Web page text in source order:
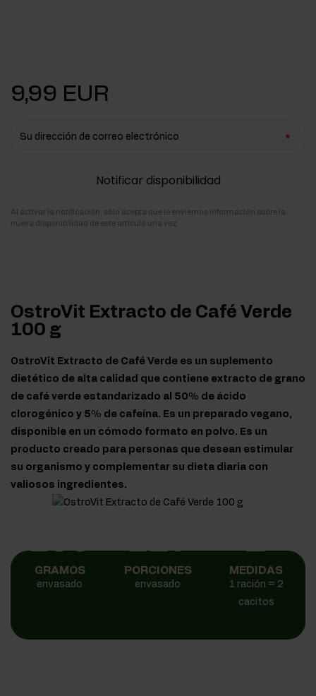
9,99 EUR
Su dirección de correo electrónico
Notificar disponibilidad
Al activar la notificación, sólo acepta que le enviemos información sobre la
nueva disponibilidad de este artículo una vez.
OstroVit Extracto de Café Verde
100 g
OstroVit Extracto de Café Verde es un suplemento
dietético de alta calidad que contiene extracto de grano
de café verde estandarizado al 50% de ácido
clorogénico y 5% de cafeína. Es un preparado vegano,
disponible en un cómodo formato en polvo. Es un
producto creado para personas que desean estimular
su organismo y complementar su dieta diaria con
valiosos ingredientes.
100
GRAMOS
envasado
227
PORCIONES
envasado
2
MEDIDAS
1 ración = 2
cacitos